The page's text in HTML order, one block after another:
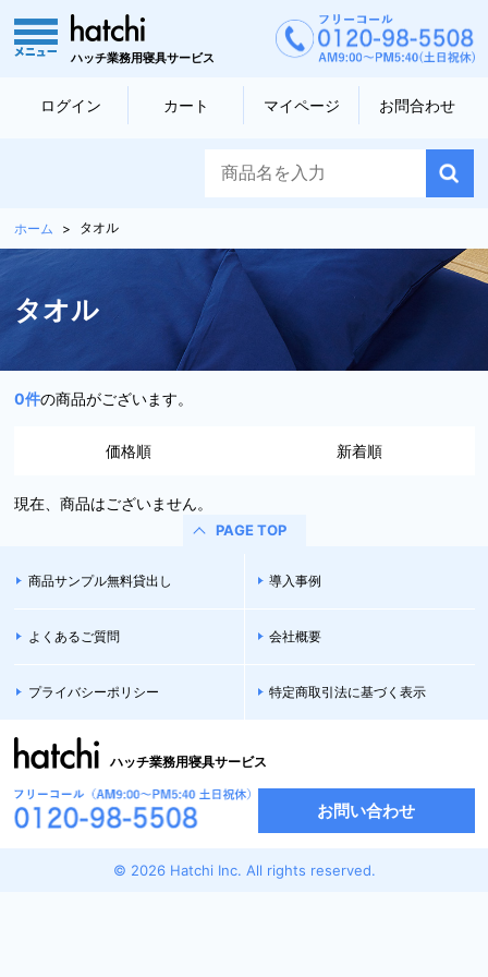
ハッチ業務用寝具サービス
ログイン カート マイページ お問合わせ
ホーム タオル
タオル
0件の商品がございます。
価格順 新着順
現在、商品はございません。
PAGE TOP
商品サンプル無料貸出し 導入事例
よくあるご質問 会社概要
プライバシーポリシー 特定商取引法に基づく表示
ハッチ業務用寝具サービス
お問い合わせ
© 2026 Hatchi Inc. All rights reserved.